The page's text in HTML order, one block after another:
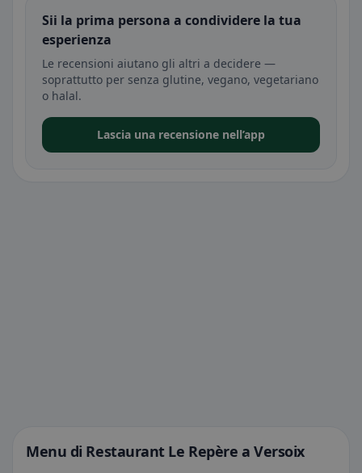
Sii la prima persona a condividere la tua
esperienza
Le recensioni aiutano gli altri a decidere —
soprattutto per senza glutine, vegano, vegetariano
o halal.
Lascia una recensione nell’app
Menu di Restaurant Le Repère a Versoix